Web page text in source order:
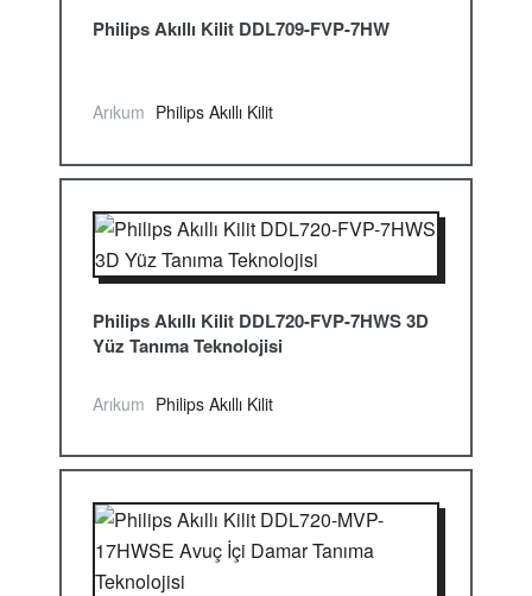
Philips Akıllı Kilit DDL709-FVP-7HW
Arıkum Philips Akıllı Kilit
Philips Akıllı Kilit DDL720-FVP-7HWS 3D
Yüz Tanıma Teknolojisi
Arıkum Philips Akıllı Kilit